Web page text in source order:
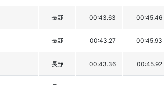
長野 00:43.63 00:45.46
長野 00:43.27 00:45.93
長野 00:43.36 00:45.92
長野